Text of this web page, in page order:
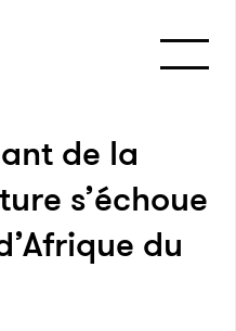
de la
s’échoue
du